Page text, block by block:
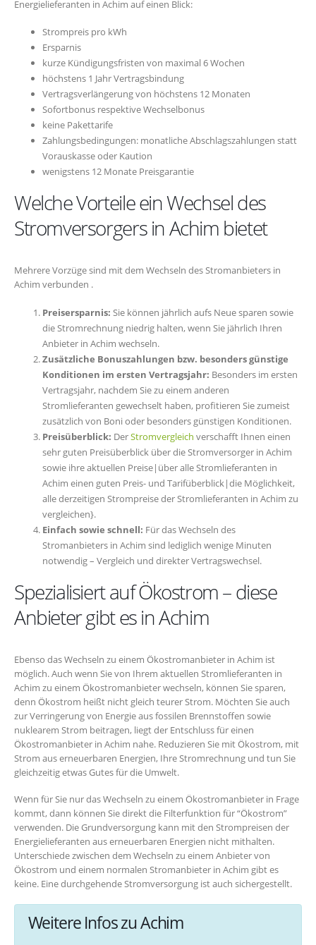
Energielieferanten in Achim auf einen Blick:
Strompreis pro kWh
Ersparnis
kurze Kündigungsfristen von maximal 6 Wochen
höchstens 1 Jahr Vertragsbindung
Vertragsverlängerung von höchstens 12 Monaten
Sofortbonus respektive Wechselbonus
keine Pakettarife
Zahlungsbedingungen: monatliche Abschlagszahlungen statt
Vorauskasse oder Kaution
wenigstens 12 Monate Preisgarantie
Welche Vorteile ein Wechsel des
Stromversorgers in Achim bietet
Mehrere Vorzüge sind mit dem Wechseln des Stromanbieters in
Achim verbunden .
Preisersparnis: Sie können jährlich aufs Neue sparen sowie
die Stromrechnung niedrig halten, wenn Sie jährlich Ihren
Anbieter in Achim wechseln.
Zusätzliche Bonuszahlungen bzw. besonders günstige
Konditionen im ersten Vertragsjahr: Besonders im ersten
Vertragsjahr, nachdem Sie zu einem anderen
Stromlieferanten gewechselt haben, profitieren Sie zumeist
zusätzlich von Boni oder besonders günstigen Konditionen.
Preisüberblick: DerStromvergleich verschafft Ihnen einen
sehr guten Preisüberblick über die Stromversorger in Achim
sowie ihre aktuellen Preise|über alle Stromlieferanten in
Achim einen guten Preis- und Tarifüberblick|die Möglichkeit,
alle derzeitigen Strompreise der Stromlieferanten in Achim zu
vergleichen}.
Einfach sowie schnell: Für das Wechseln des
Stromanbieters in Achim sind lediglich wenige Minuten
notwendig – Vergleich und direkter Vertragswechsel.
Spezialisiert auf Ökostrom – diese
Anbieter gibt es in Achim
Ebenso das Wechseln zu einem Ökostromanbieter in Achim ist
möglich. Auch wenn Sie von Ihrem aktuellen Stromlieferanten in
Achim zu einem Ökostromanbieter wechseln, können Sie sparen,
denn Ökostrom heißt nicht gleich teurer Strom. Möchten Sie auch
zur Verringerung von Energie aus fossilen Brennstoffen sowie
nuklearem Strom beitragen, liegt der Entschluss für einen
Ökostromanbieter in Achim nahe. Reduzieren Sie mit Ökostrom, mit
Strom aus erneuerbaren Energien, Ihre Stromrechnung und tun Sie
gleichzeitig etwas Gutes für die Umwelt.
Wenn für Sie nur das Wechseln zu einem Ökostromanbieter in Frage
kommt, dann können Sie direkt die Filterfunktion für “Ökostrom”
verwenden. Die Grundversorgung kann mit den Strompreisen der
Energielieferanten aus erneuerbaren Energien nicht mithalten.
Unterschiede zwischen dem Wechseln zu einem Anbieter von
Ökostrom und einem normalen Stromanbieter in Achim gibt es
keine. Eine durchgehende Stromversorgung ist auch sichergestellt.
Weitere Infos zu Achim